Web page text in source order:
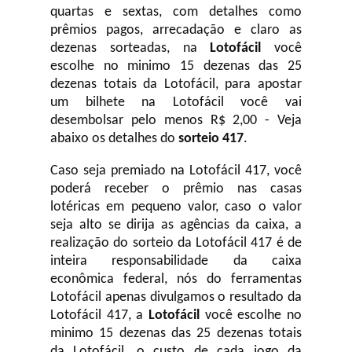
quartas e sextas, com detalhes como
prêmios pagos, arrecadação e claro as
dezenas sorteadas, na Lotofácil você
escolhe no minimo 15 dezenas das 25
dezenas totais da Lotofácil, para apostar
um bilhete na Lotofácil você vai
desembolsar pelo menos R$ 2,00 - Veja
abaixo os detalhes do sorteio 417.
Caso seja premiado na Lotofácil 417, você
poderá receber o prêmio nas casas
lotéricas em pequeno valor, caso o valor
seja alto se dirija as agências da caixa, a
realização do sorteio da Lotofácil 417 é de
inteira responsabilidade da caixa
econômica federal, nós do ferramentas
Lotofácil apenas divulgamos o resultado da
Lotofácil 417, a Lotofácil você escolhe no
minimo 15 dezenas das 25 dezenas totais